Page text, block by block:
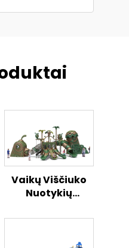
Vaikų Viščiuko
Nuotykių
Danguje Žaidimų